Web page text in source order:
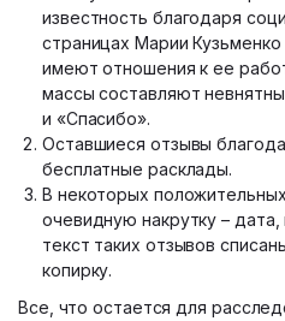
известность благодаря
страницах Марии
имеют отношения к ее
массы составляют
и «Спасибо».
Оставшиеся отзывы
бесплатные расклады.
В некоторых
очевидную накрутку –
текст таких отзывов
копирку.
Все, что остается для